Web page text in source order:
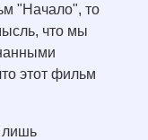
"Начало", то
что мы
этот фильм
лишь